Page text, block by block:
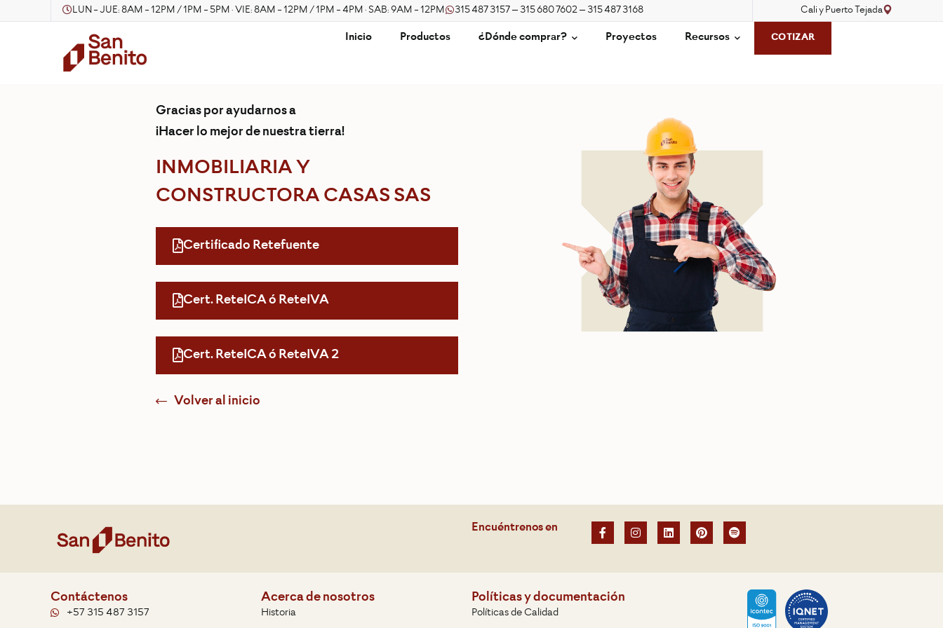
LUN - JUE: 8AM - 12PM / 1PM - 5PM · VIE: 8AM - 12PM / 1PM - 4PM · SAB: 9AM - 12PM 315 487 3157 – 315 680 7602 – 315 487 3168 Cali y Puerto Tejada
Inicio Productos ¿Dónde comprar? Proyectos Recursos COTIZAR
Gracias por ayudarnos a
¡Hacer lo mejor de nuestra tierra!
INMOBILIARIA Y
CONSTRUCTORA CASAS SAS
Certificado Retefuente
Cert. ReteICA ó ReteIVA
Cert. ReteICA ó ReteIVA 2
Volver al inicio
Encuéntrenos en
Contáctenos
+57 315 487 3157
Acerca de nosotros
Historia
Políticas y documentación
Políticas de Calidad